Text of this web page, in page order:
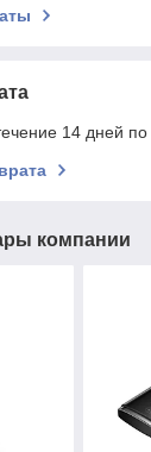
14 дней
компании